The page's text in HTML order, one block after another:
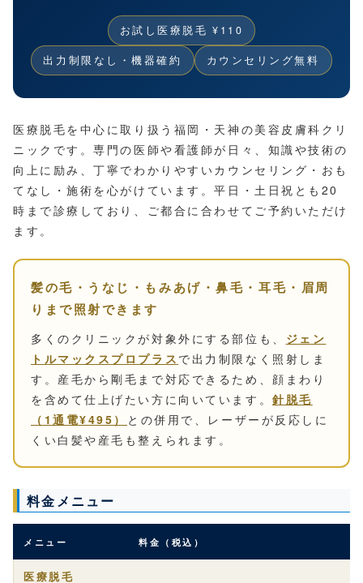
お試し医療脱毛 ¥110
出力制限なし・機器確約 カウンセリング無料
医療脱毛を中心に取り扱う福岡・天神の美容皮膚科クリ
ニックです。専門の医師や看護師が日々、知識や技術の
向上に励み、丁寧でわかりやすいカウンセリング・おも
てなし・施術を心がけています。平日・土日祝とも20
時まで診療しており、ご都合に合わせてご予約いただけ
ます。
髪の毛・うなじ・もみあげ・鼻毛・耳毛・眉周
りまで照射できます
多くのクリニックが対象外にする部位も、 ジェン
トルマックスプロプラス で出力制限なく照射しま
す。産毛から剛毛まで対応できるため、顔まわり
を含めて仕上げたい方に向いています。針脱毛
（1通電¥495） との併用で、レーザーが反応しに
くい白髪や産毛も整えられます。
料金メニュー
メニュー 料金（税込）
医療脱毛